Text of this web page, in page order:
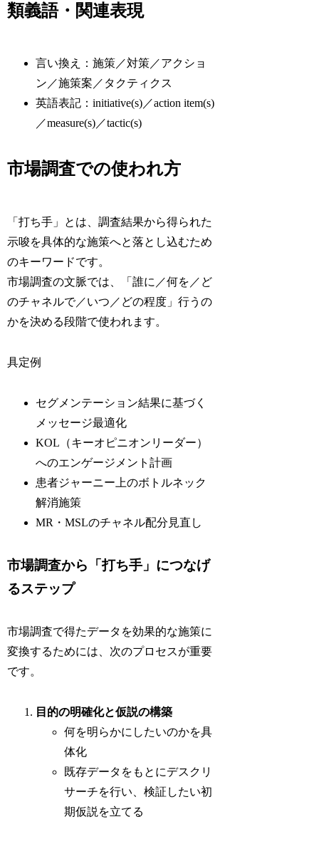
類義語・関連表現
言い換え：施策／対策／アクショ
ン／施策案／タクティクス
英語表記：initiative(s)／action item(s)
／measure(s)／tactic(s)
市場調査での使われ方
「打ち手」とは、調査結果から得られた
示唆を具体的な施策へと落とし込むため
のキーワードです。
市場調査の文脈では、「誰に／何を／ど
のチャネルで／いつ／どの程度」行うの
かを決める段階で使われます。
具定例
セグメンテーション結果に基づく
メッセージ最適化
KOL（キーオピニオンリーダー）
へのエンゲージメント計画
患者ジャーニー上のボトルネック
解消施策
MR・MSLのチャネル配分見直し
市場調査から「打ち手」につなげ
るステップ
市場調査で得たデータを効果的な施策に
変換するためには、次のプロセスが重要
です。
目的の明確化と仮説の構築
何を明らかにしたいのかを具
体化
既存データをもとにデスクリ
サーチを行い、検証したい初
期仮説を立てる